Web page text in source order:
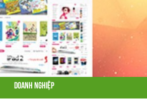
Doanh Nghiệp